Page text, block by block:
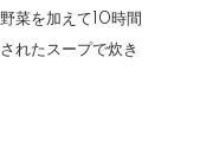
菜を加えて10時間
れたスープで炊き